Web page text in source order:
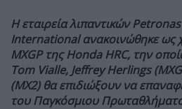
Η εταιρεία λιπαντικών
International ανακοινώθηκε ως
MXGP τηςHondaHRC, την
Tom Vialle, JeffreyHerlings (
(MX2) θα επιδιώξουν να
του Παγκόσμιου